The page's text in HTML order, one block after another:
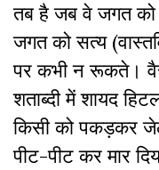
तब है जब वे जगत को
जगत को सत्य
पर कभी न रूकते।
शताब्दी में शायद
किसी को पकड़कर
पीट-पीट कर मार